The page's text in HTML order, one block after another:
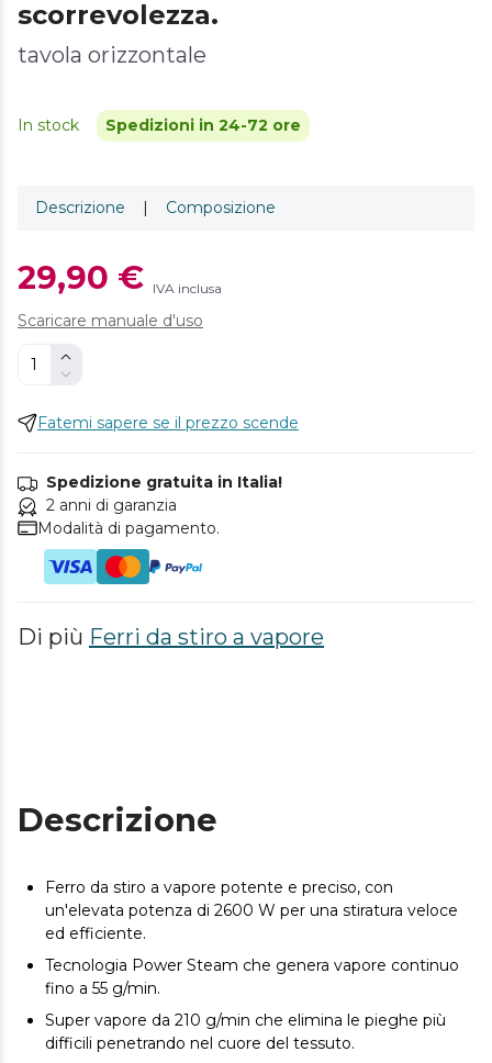
scorrevolezza.
tavola orizzontale
In stock Spedizioni in 24-72 ore
Descrizione | Composizione
29,90 € IVA inclusa
Scaricare manuale d'uso
Fatemi sapere se il prezzo scende
Spedizione gratuita in Italia!
2 anni di garanzia
Modalità di pagamento.
Di più Ferri da stiro a vapore
Descrizione
Ferro da stiro a vapore potente e preciso, con
un'elevata potenza di 2600 W per una stiratura veloce
ed efficiente.
Tecnologia Power Steam che genera vapore continuo
fino a 55 g/min.
Super vapore da 210 g/min che elimina le pieghe più
difficili penetrando nel cuore del tessuto.